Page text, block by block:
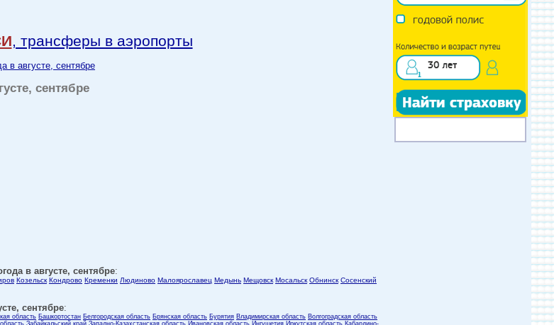
, трансферы в аэропорты
в августе, сентябре
сентябре
в августе, сентябре:
Козельск Кондрово Кременки Людиново Малоярославец Медынь Мещовск Мосальск Обнинск Сосенский
сентябре:
область Башкортостан Белгородская область Брянская область Бурятия Владимирская область Волгоградская область
Забайкальский край Западно-Казахстанская область Ивановская область Ингушетия Иркутская область Кабардино-